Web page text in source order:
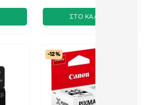
ΣΤΟ ΚΑΛΑΘΙ
-12 %